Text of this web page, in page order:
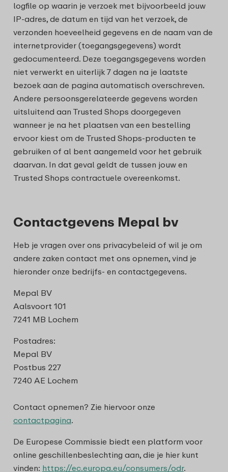
logfile op waarin je verzoek met bijvoorbeeld jouw
IP-adres, de datum en tijd van het verzoek, de
verzonden hoeveelheid gegevens en de naam van de
internetprovider (toegangsgegevens) wordt
gedocumenteerd. Deze toegangsgegevens worden
niet verwerkt en uiterlijk 7 dagen na je laatste
bezoek aan de pagina automatisch overschreven.
Andere persoonsgerelateerde gegevens worden
uitsluitend aan Trusted Shops doorgegeven
wanneer je na het plaatsen van een bestelling
ervoor kiest om de Trusted Shops-producten te
gebruiken of al bent aangemeld voor het gebruik
daarvan. In dat geval geldt de tussen jouw en
Trusted Shops contractuele overeenkomst.
Contactgevens Mepal bv
Heb je vragen over ons privacybeleid of wil je om
andere zaken contact met ons opnemen, vind je
hieronder onze bedrijfs- en contactgegevens.
Mepal BV
Aalsvoort 101
7241 MB Lochem
Postadres:
Mepal BV
Postbus 227
7240 AE Lochem
Contact opnemen? Zie hiervoor onze
contactpagina.
De Europese Commissie biedt een platform voor
online geschillenbeslechting aan, die je hier kunt
vinden: https://ec.europa.eu/consumers/odr.